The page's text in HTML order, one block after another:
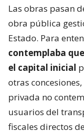
Las obras pasan
obra pública
Estado. Para
contemplaba
el capital inicial
otras
privada no
usuarios del
fiscales directos